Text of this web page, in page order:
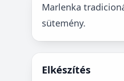
Marlenka
sütemény.
Elkészítés